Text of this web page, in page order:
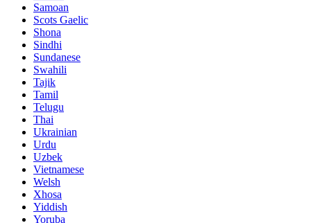
Samoan
Scots Gaelic
Shona
Sindhi
Sundanese
Swahili
Tajik
Tamil
Telugu
Thai
Ukrainian
Urdu
Uzbek
Vietnamese
Welsh
Xhosa
Yiddish
Yoruba